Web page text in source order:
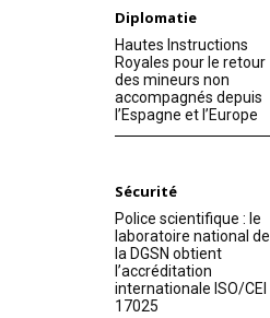
Diplomatie
Hautes Instructions
Royales pour le retour
des mineurs non
accompagnés depuis
l’Espagne et l’Europe
Sécurité
Police scientifique : le
laboratoire national de
la DGSN obtient
l’accréditation
internationale ISO/CEI
17025